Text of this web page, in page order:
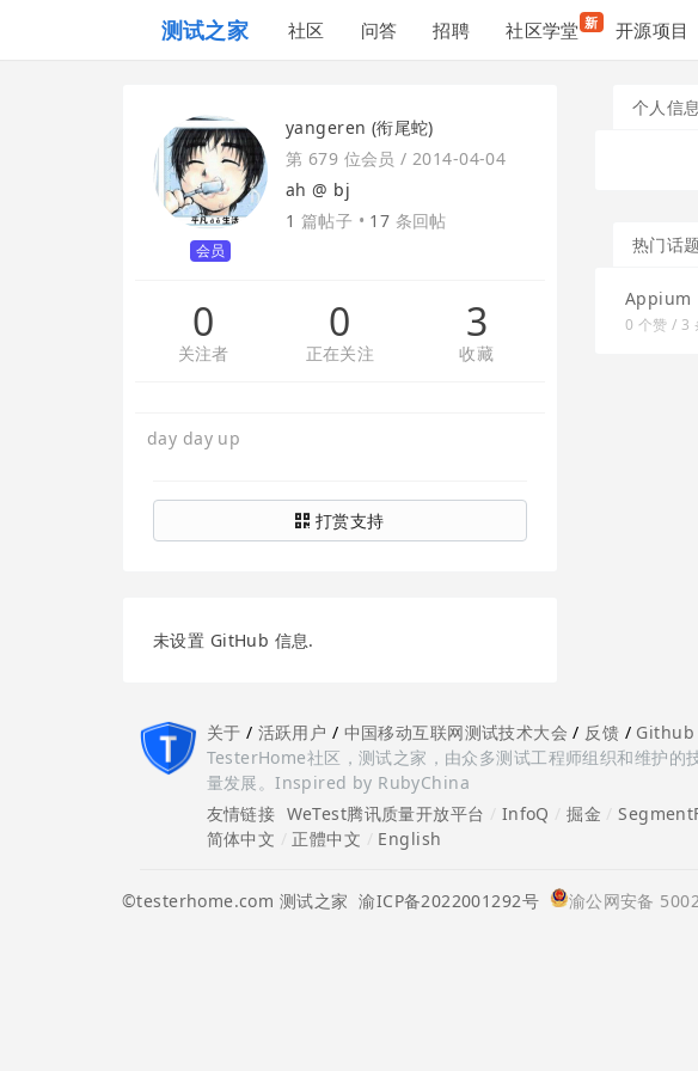
测试之家 社区 问答 招聘 社区学堂 新 开源项目
会员
yangeren (衔尾蛇)
第 679 位会员 /2014-04-04
ah @ bj
1 篇帖子 • 17 条回帖
0
关注者
0
正在关注
3
收藏
day day up
打赏支持
未设置 GitHub 信息.
个人信息
热门话题
Appium
0 个赞 / 3
关于 / 活跃用户 / 中国移动互联网测试技术大会 / 反馈 / Github
TesterHome社区，测试之家，由众多测试工程师组织和维护的
量发展。Inspired by RubyChina
友情链接 WeTest腾讯质量开放平台 InfoQ /掘金 /
简体中文
正體中文 English
©testerhome.com 测试之家 渝ICP备2022001292号 渝公网安备